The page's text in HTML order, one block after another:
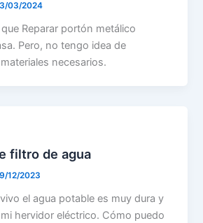
03/2024
Reparar portón metálico
Pero, no tengo idea de
necesarios.
filtro de agua
12/2023
el agua potable es muy dura y
hervidor eléctrico. Cómo puedo